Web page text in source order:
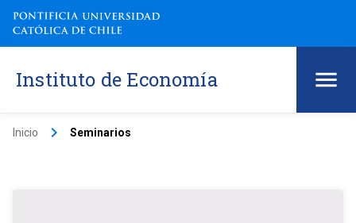
Instituto de Economía
Inicio keyboard_arrow_right Seminarios